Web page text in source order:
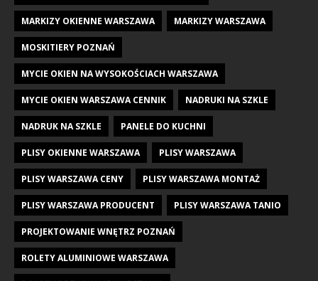
MARKIZY OKIENNE WARSZAWA MARKIZY WARSZAWA
MOSKITIERY POZNAŃ
MYCIE OKIEN NA WYSOKOŚCIACH WARSZAWA
MYCIE OKIEN WARSZAWA CENNIK NADRUKI NA SZKLE
NADRUK NA SZKLE PANELE DO KUCHNI
PLISY OKIENNE WARSZAWA PLISY WARSZAWA
PLISY WARSZAWA CENY PLISY WARSZAWA MONTAŻ
PLISY WARSZAWA PRODUCENT PLISY WARSZAWA TANIO
PROJEKTOWANIE WNĘTRZ POZNAŃ
ROLETY ALUMINIOWE WARSZAWA